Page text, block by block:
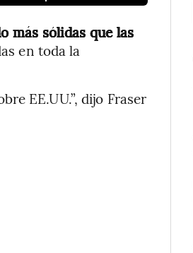
más sólidas que las
en toda la
EE.UU.”, dijo Fraser